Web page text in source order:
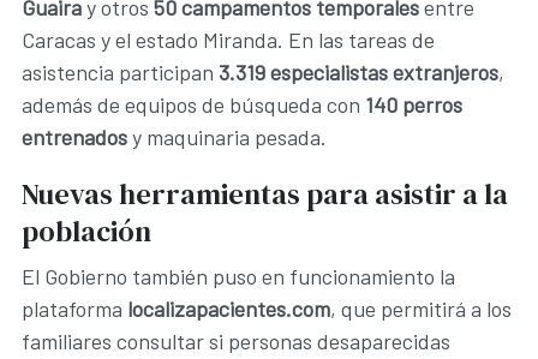
Guairay otros 50 campamentos temporalesentre
Caracas y el estado Miranda. En las tareas de
asistencia participan 3.319 especialistas extranjeros,
además de equipos de búsqueda con 140 perros
entrenadosy maquinaria pesada.
Nuevas herramientas para asistir a la
población
El Gobierno también puso en funcionamiento la
plataforma localizapacientes.com, que permitirá a los
familiares consultar si personas desaparecidas